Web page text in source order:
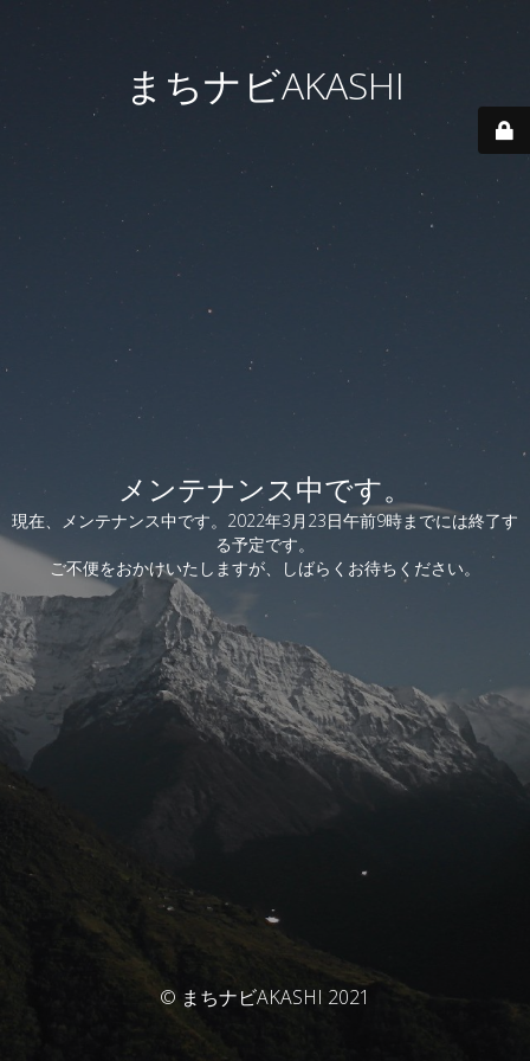
まちナビAKASHI
メンテナンス中です。
現在、メンテナンス中です。2022年3月23日午前9時までには終了す
る予定です。
ご不便をおかけいたしますが、しばらくお待ちください。
© まちナビAKASHI 2021